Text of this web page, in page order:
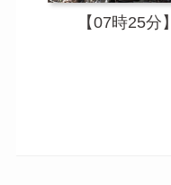
【07時25分】